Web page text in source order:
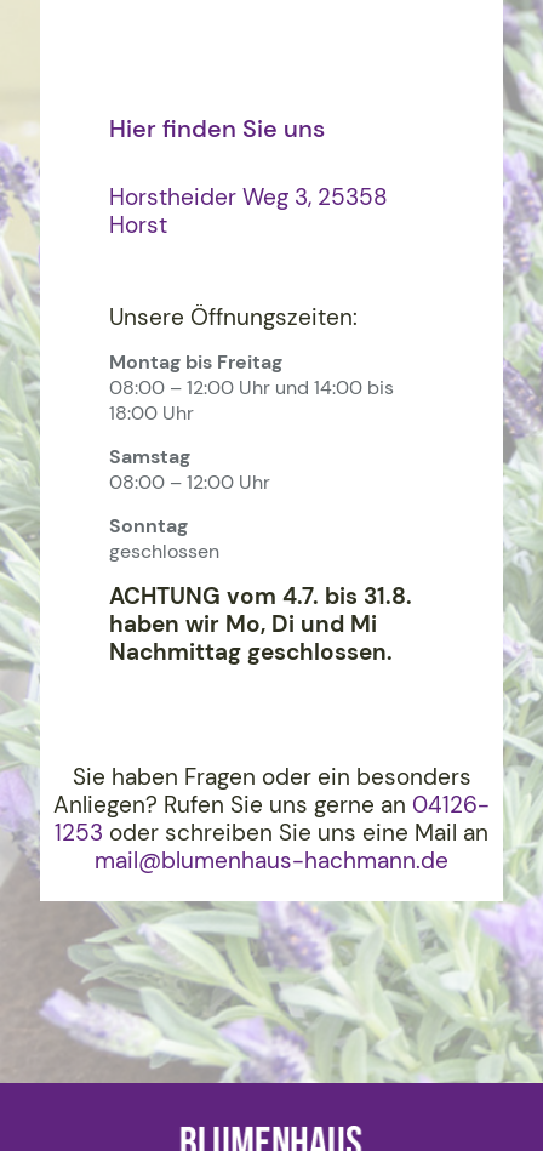
Hier finden Sie uns
Horstheider Weg 3, 25358
Horst
Unsere Öffnungszeiten:
Montag bis Freitag
08:00 – 12:00 Uhr und 14:00 bis
18:00 Uhr
Samstag
08:00 – 12:00 Uhr
Sonntag
geschlossen
ACHTUNG vom 4.7. bis 31.8.
haben wir Mo, Di und Mi
Nachmittag geschlossen.
Sie haben Fragen oder ein besonders
Anliegen? Rufen Sie uns gerne an 04126-
1253 oder schreiben Sie uns eine Mail an
mail@blumenhaus-hachmann.de